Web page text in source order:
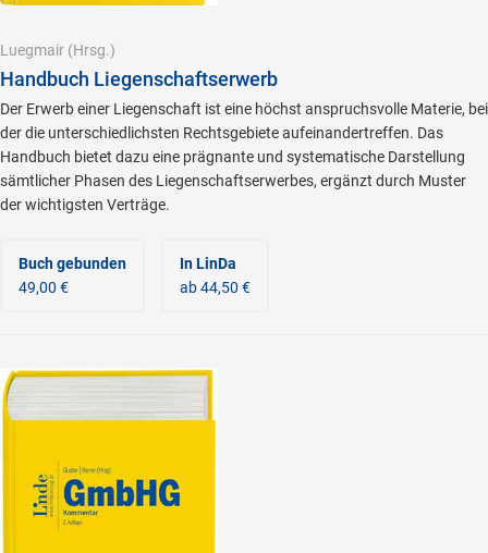
Luegmair (Hrsg.)
Handbuch Liegenschaftserwerb
Der Erwerb einer Liegenschaft ist eine höchst anspruchsvolle Materie, bei
der die unterschiedlichsten Rechtsgebiete aufeinandertreffen. Das
Handbuch bietet dazu eine prägnante und systematische Darstellung
sämtlicher Phasen des Liegenschaftserwerbes, ergänzt durch Muster
der wichtigsten Verträge.
Buch gebunden
49,00 €
In LinDa
ab 44,50 €